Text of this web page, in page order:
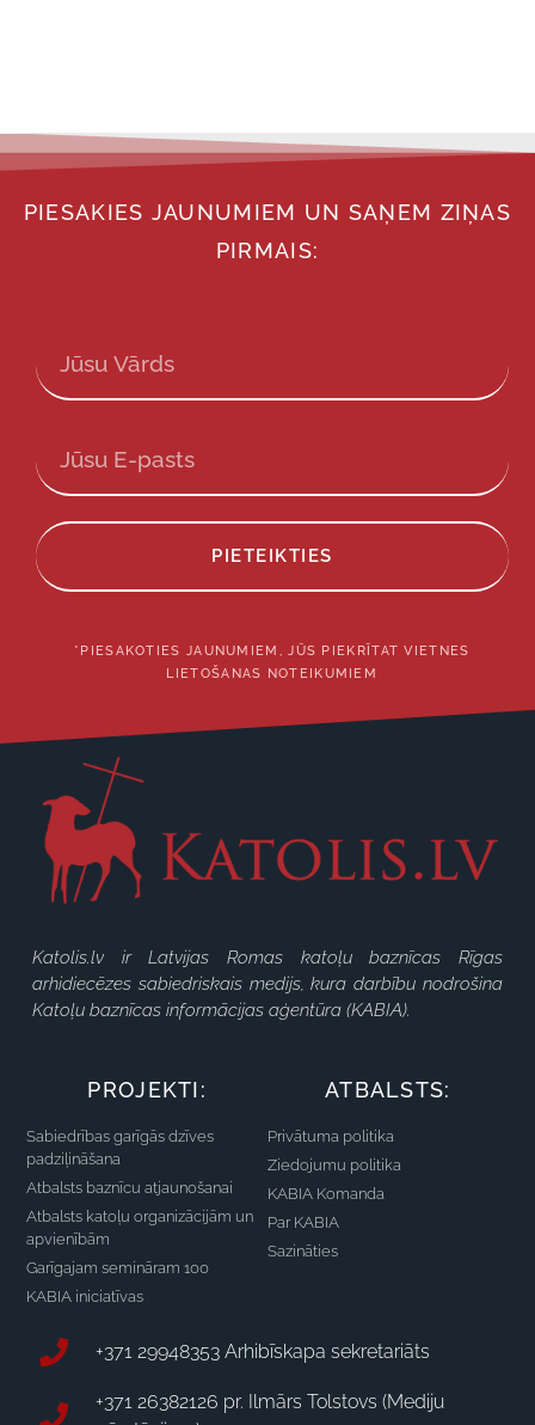
PIESAKIES JAUNUMIEM UN SAŅEM ZIŅAS
PIRMAIS:
PIETEIKTIES
*PIESAKOTIES JAUNUMIEM, JŪS PIEKRĪTAT VIETNES
LIETOŠANAS NOTEIKUMIEM
Katolis.lv ir Latvijas Romas katoļu baznīcas Rīgas
arhidiecēzes sabiedriskais medijs, kura darbību nodrošina
Katoļu baznīcas informācijas aģentūra (KABIA).
PROJEKTI:
Sabiedrības garīgās dzīves
padziļināšana
Atbalsts baznīcu atjaunošanai
Atbalsts katoļu organizācijām un
apvienībām
Garīgajam semināram 100
KABIA iniciatīvas
ATBALSTS:
Privātuma politika
Ziedojumu politika
KABIA Komanda
Par KABIA
Sazināties
+371 29948353 Arhibīskapa sekretariāts
+371 26382126 pr. Ilmārs Tolstovs (Mediju